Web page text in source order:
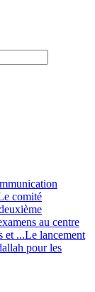
comité
au centre
et ...Le lancement
pour les